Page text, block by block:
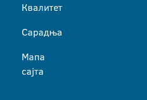
Квалитет
Сарадња
Мапа
сајта